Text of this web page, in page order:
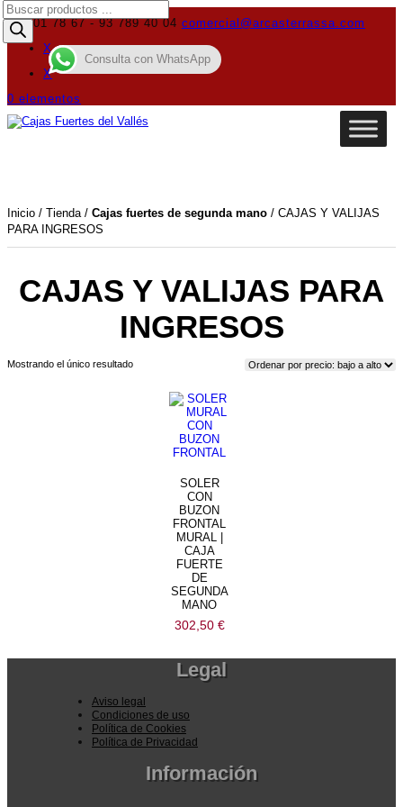
619 01 78 67 - 93 789 40 04 comercial@arcasterrassa.com
X
X
0 elementos
Búsqueda
de
productos
Inicio / Tienda/ Cajas fuertes de segunda mano / CAJAS Y VALIJAS
PARA INGRESOS
CAJAS Y VALIJAS PARA
INGRESOS
Mostrando el único resultado
SOLER
CON
BUZON
FRONTAL
MURAL |
CAJA
FUERTE
DE
SEGUNDA
MANO
302,50 €
Legal
Aviso legal
Condiciones de uso
Política de Cookies
Política de Privacidad
Información
Consulta con WhatsApp